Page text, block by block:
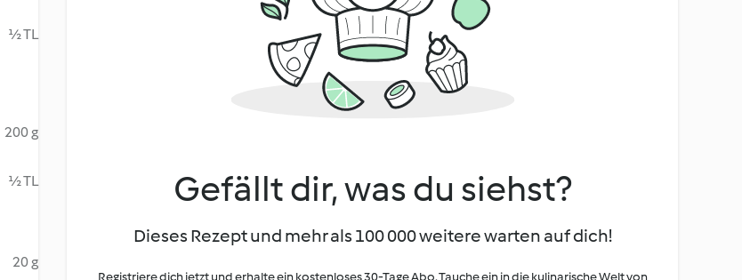
½ TL
200 g
½ TL
20 g
Gefällt dir, was du siehst?
Dieses Rezept und mehr als 100 000 weitere warten auf dich!
Registriere dich jetzt und erhalte ein kostenloses 30-Tage Abo. Tauche ein in die kulinarische Welt von